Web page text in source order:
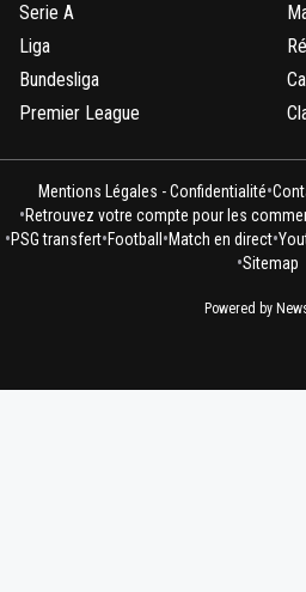
Serie A
Liga
Bundesliga
Premier League
Mentions Légales - Confidentialité•
•Retrouvez votre compte pour les
•PSG transfert•Football •Match en direct•
•Sitemap
Powered by